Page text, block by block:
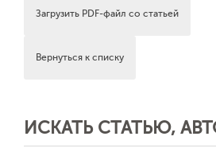
Загрузить PDF-файл со статьей
Вернуться к списку
ИСКАТЬ СТАТЬЮ,